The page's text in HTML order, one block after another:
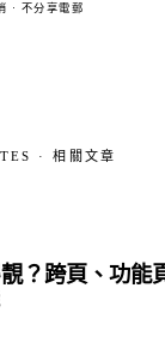
· 不分享電郵
· 相關文章
？跨頁、功能